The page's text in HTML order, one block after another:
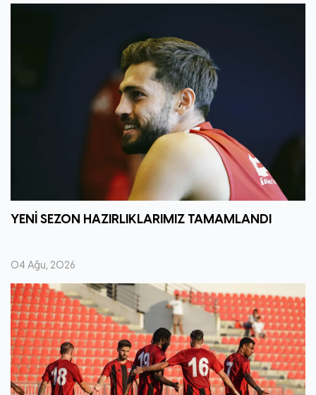
YENİ SEZON HAZIRLIKLARIMIZ TAMAMLANDI
04 Ağu, 2026